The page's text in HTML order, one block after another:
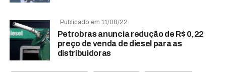
Publicado em 11/08/22
Petrobras anuncia redução de R$ 0,22
preço de venda de diesel para as
distribuidoras